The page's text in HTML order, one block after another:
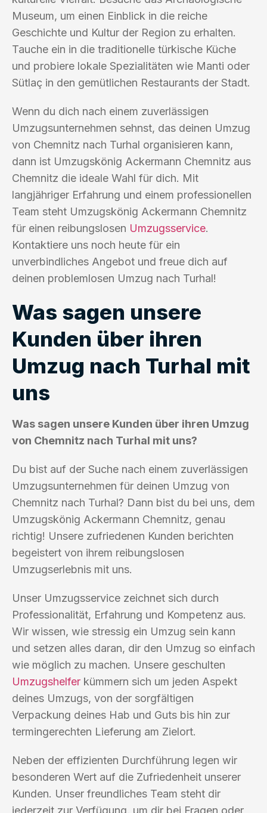
Museum, um einen Einblick in die reiche
Geschichte und Kultur der Region zu erhalten.
Tauche ein in die traditionelle türkische Küche
und probiere lokale Spezialitäten wie Manti oder
Sütlaç in den gemütlichen Restaurants der Stadt.
Wenn du dich nach einem zuverlässigen
Umzugsunternehmen sehnst, das deinen Umzug
von Chemnitz nach Turhal organisieren kann,
dann ist Umzugskönig Ackermann Chemnitz aus
Chemnitz die ideale Wahl für dich. Mit
langjähriger Erfahrung und einem professionellen
Team steht Umzugskönig Ackermann Chemnitz
für einen reibungslosen Umzugsservice.
Kontaktiere uns noch heute für ein
unverbindliches Angebot und freue dich auf
deinen problemlosen Umzug nach Turhal!
Was sagen unsere
Kunden über ihren
Umzug nach Turhal mit
uns
Was sagen unsere Kunden über ihren Umzug
von Chemnitz nach Turhal mit uns?
Du bist auf der Suche nach einem zuverlässigen
Umzugsunternehmen für deinen Umzug von
Chemnitz nach Turhal? Dann bist du bei uns, dem
Umzugskönig Ackermann Chemnitz, genau
richtig! Unsere zufriedenen Kunden berichten
begeistert von ihrem reibungslosen
Umzugserlebnis mit uns.
Unser Umzugsservice zeichnet sich durch
Professionalität, Erfahrung und Kompetenz aus.
Wir wissen, wie stressig ein Umzug sein kann
und setzen alles daran, dir den Umzug so einfach
wie möglich zu machen. Unsere geschulten
Umzugshelfer kümmern sich um jeden Aspekt
deines Umzugs, von der sorgfältigen
Verpackung deines Hab und Guts bis hin zur
termingerechten Lieferung am Zielort.
Neben der effizienten Durchführung legen wir
besonderen Wert auf die Zufriedenheit unserer
Kunden. Unser freundliches Team steht dir
jederzeit zur Verfügung, um dir bei Fragen oder